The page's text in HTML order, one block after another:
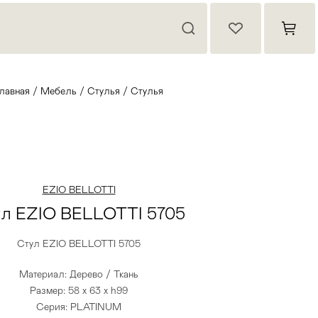
/ Мебель / Стулья / Стулья
EZIO BELLOTTI
EZIO BELLOTTI 5705
Стул EZIO BELLOTTI 5705
Материал: Дерево / Ткань
Размер: 58 x 63 x h99
Серия: PLATINUM